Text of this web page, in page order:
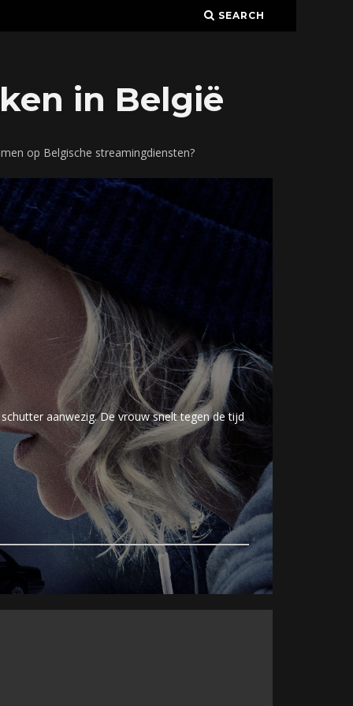
SEARCH
in België
op Belgische streamingdiensten?
aanwezig. De vrouw snelt tegen de tijd